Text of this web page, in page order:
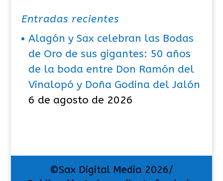
Entradas recientes
Alagón y Sax celebran las Bodas
de Oro de sus gigantes: 50 años
de la boda entre Don Ramón del
Vinalopó y Doña Godina del Jalón
6 de agosto de 2026
©Sax Digital Media 2026/